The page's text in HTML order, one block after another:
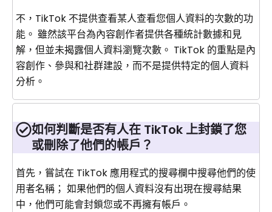
不，TikTok 不提供查看某人查看您個人資料的次數的功
能。 雖然該平台為內容創作者提供各種統計數據和見
解，但並未揭露個人資料瀏覽次數。 TikTok 的重點是內
容創作、參與和社群建設，而不是提供特定的個人資料
分析。
如何判斷是否有人在 TikTok 上封鎖了您
或刪除了他們的帳戶？
首先，嘗試在 TikTok 應用程式的搜尋欄中搜尋他們的使
用者名稱； 如果他們的個人資料沒有出現在搜尋結果
中，他們可能會封鎖您或不再擁有帳戶。